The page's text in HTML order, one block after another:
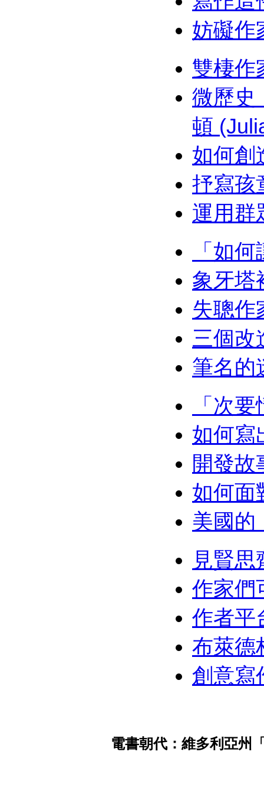
妨礙作
雙棲作
微歷史
頓
如何創
抒寫孩
運用群
「如
象牙塔
失聰作
三個改
筆名的
「次
如何寫
開發故
如何面
美國的
見賢
作家們
作者平
布萊德
創意寫
電書朝代：維多利亞州